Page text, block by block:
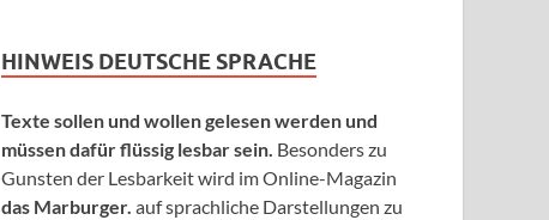
HINWEIS DEUTSCHE SPRACHE
Texte sollen und wollen gelesen werden und
müssen dafür flüssig lesbar sein. Besonders zu
Gunsten der Lesbarkeit wird im Online-Magazin
das Marburger. auf sprachliche Darstellungen zu